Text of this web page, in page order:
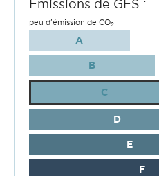
Émissions de GES :
peu d'émission de CO2
A
B
C
D
E
F